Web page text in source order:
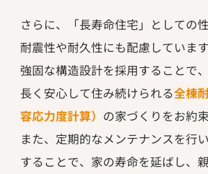
さらに、「長寿命住宅」としての
耐震性や耐久性にも配慮していま
強固な構造設計を採用することで
長く安心して住み続けられる全棟
容応力度計算） の家づくりをお約
また、定期的なメンテナンスを行
することで、家の寿命を延ばし、